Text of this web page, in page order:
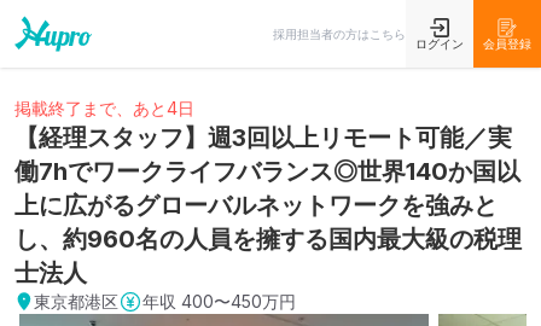
採用担当者の方はこちら
ログイン 会員登録
掲載終了まで、あと4日
【経理スタッフ】週3回以上リモート可能／実
働7hでワークライフバランス◎世界140か国以
上に広がるグローバルネットワークを強みと
し、約960名の人員を擁する国内最大級の税理
士法人
東京都港区 年収 400〜450万円